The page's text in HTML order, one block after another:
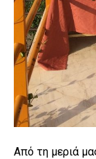
Από τη μεριά